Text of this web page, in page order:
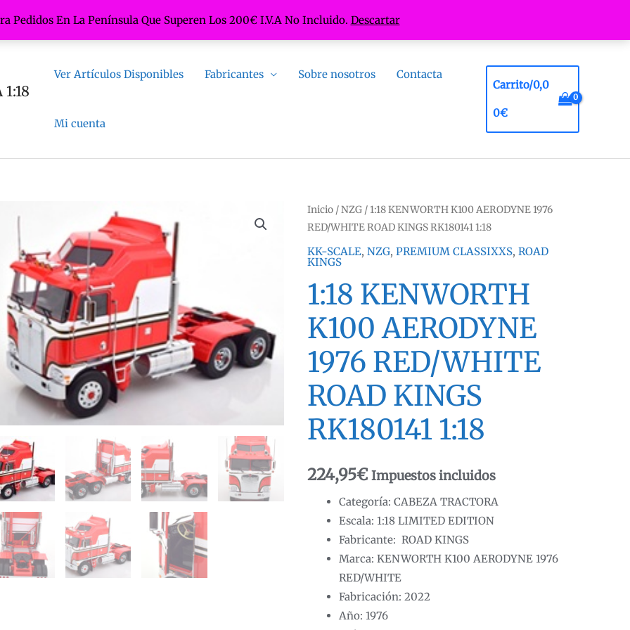
Pedidos En La Península Que Superen Los 200€ I.V.A No Incluido. Descartar
Ver Artículos Disponibles Fabricantes Sobre nosotros Contacta
Mi cuenta
Carrito/0,0
0€
Inicio /NZG / 1:18 KENWORTH K100 AERODYNE 1976
RED/WHITE ROAD KINGS RK180141 1:18
KK-SCALE,NZG,PREMIUM CLASSIXXS,ROAD
KINGS
1:18 KENWORTH
K100 AERODYNE
1976 RED/WHITE
ROAD KINGS
RK180141 1:18
224,95€ Impuestos incluidos
Categoría: CABEZA TRACTORA
Escala: 1:18 LIMITED EDITION
Fabricante: ROAD KINGS
Marca: KENWORTH K100 AERODYNE 1976
RED/WHITE
Fabricación: 2022
Año: 1976